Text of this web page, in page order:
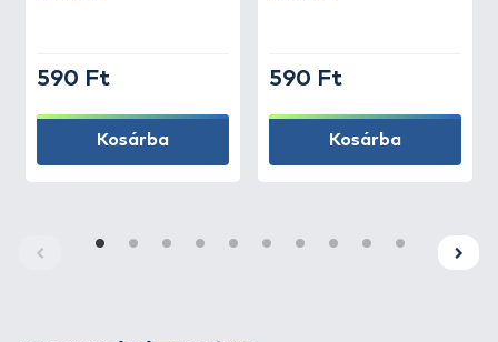
590 Ft
Kosárba
590 Ft
Kosárba